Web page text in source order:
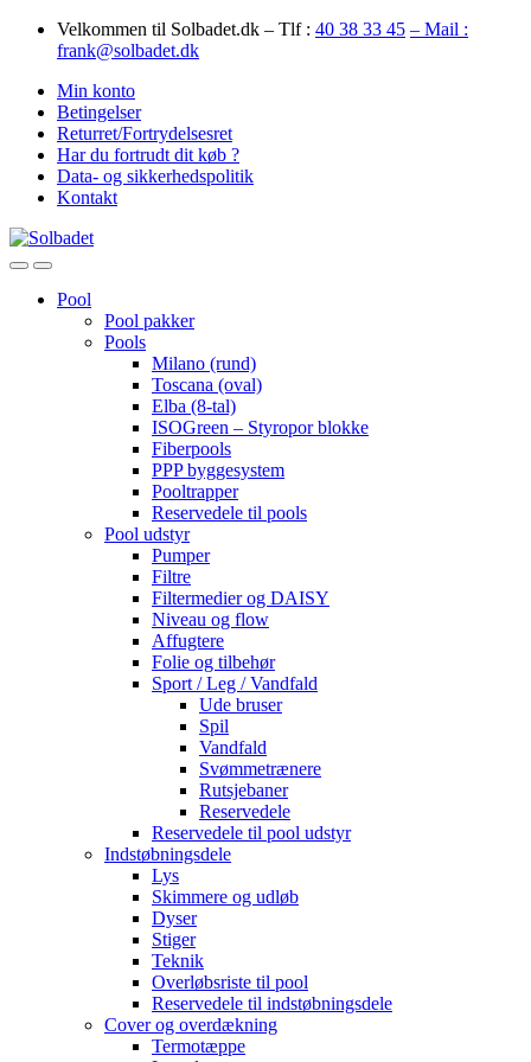
Skip
Skip
Velkommen til Solbadet.dk – Tlf : 40 38 33 45 – Mail :
frank@solbadet.dk
Min konto
Betingelser
Returret/Fortrydelsesret
Har du fortrudt dit køb ?
Data- og sikkerhedspolitik
Kontakt
OpenClose
Pool
Pool pakker
Pools
Milano (rund)
Toscana (oval)
Elba (8-tal)
ISOGreen – Styropor blokke
Fiberpools
PPP byggesystem
Pooltrapper
Reservedele til pools
Pool udstyr
Pumper
Filtre
Filtermedier og DAISY
Niveau og flow
Affugtere
Folie og tilbehør
Sport / Leg / Vandfald
Ude bruser
Spil
Vandfald
Svømmetrænere
Rutsjebaner
Reservedele
Reservedele til pool udstyr
Indstøbningsdele
Lys
Skimmere og udløb
Dyser
Stiger
Teknik
Overløbsriste til pool
Reservedele til indstøbningsdele
Cover og overdækning
Termotæppe